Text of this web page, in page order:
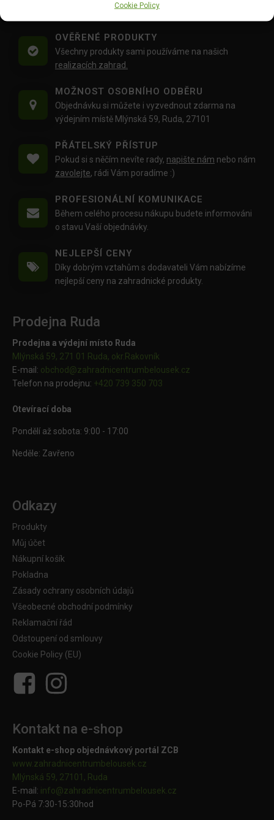
Cookie Policy
30 Kg,je zdarma.
OVĚŘENÉ PRODUKTY
Všechny produkty sami používáme na našich
realizacích zahrad.
MOŽNOST OSOBNÍHO ODBĚRU
Objednávku si můžete i vyzvednout zdarma na
výdejním místě Mlýnská 59, Ruda, 27101
PŘÁTELSKÝ PŘÍSTUP
Pokud si s něčím nevíte rady, napište nám nebo nám
zavolejte, rádi Vám poradíme :)
PROFESIONÁLNÍ KOMUNIKACE
Během celého procesu nákupu budete informováni
o stavu Vaší objednávky.
NEJLEPŠÍ CENY
Díky dobrým vztahům s dodavateli Vám nabízíme
nejlepší ceny na zahradnické produkty.
Prodejna Ruda
Prodejna a výdejní místo Ruda
Mlýnská 59, 271 01 Ruda, okr.Rakovník
E-mail: obchod@zahradnicentrumbelousek.cz
Telefon na prodejnu: +420 739 350 703
Otevírací doba
Pondělí až sobota: 9:00 - 17:00
Neděle: Zavřeno
Odkazy
Produkty
Můj účet
Nákupní košík
Pokladna
Zásady ochrany osobních údajů
Všeobecné obchodní podmínky
Reklamační řád
Odstoupení od smlouvy
Cookie Policy (EU)
Kontakt na e-shop
Kontakt e-shop objednávkový portál ZCB
www.zahradnicentrumbelousek.cz
Mlýnská 59, 27101, Ruda
E-mail: info@zahradnicentrumbelousek.cz
Po-Pá 7:30-15:30hod